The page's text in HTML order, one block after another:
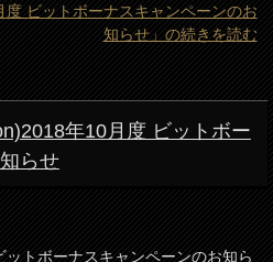
ビットボーナスキャンペーンのお
知らせ」の続きを読む
年10月度 ビットボー
らせ
トボーナスキャンペーンのお知ら